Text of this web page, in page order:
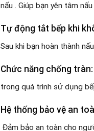
nấu . Giúp bạn yên tâm
Tự động tắt bếp khi
Sau khi bạn hoàn thành
Chức năng chống tràn:
trong quá trình sử dụng
Hệ thống bảo vệ an
Đảm bảo an toàn cho